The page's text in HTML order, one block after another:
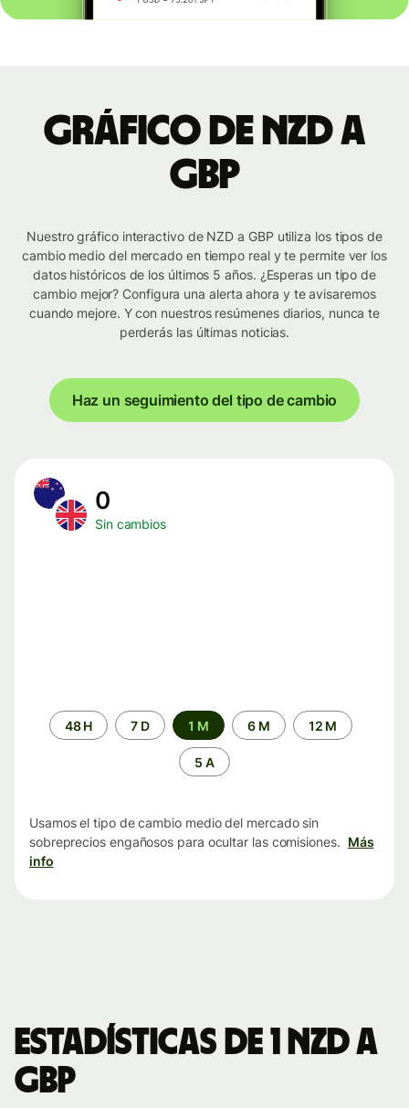
Gráfico de NZD a
GBP
Nuestro gráfico interactivo de NZD a GBP utiliza los tipos de
cambio medio del mercado en tiempo real y te permite ver los
datos históricos de los últimos 5 años. ¿Esperas un tipo de
cambio mejor? Configura una alerta ahora y te avisaremos
cuando mejore. Y con nuestros resúmenes diarios, nunca te
perderás las últimas noticias.
Haz un seguimiento del tipo de cambio
0
Sin cambios
Periodo48 H 7 D 1 M 6 M 12 M
5 A
Usamos el tipo de cambio medio del mercado sin
sobreprecios engañosos para ocultar las comisiones. Más
info
Estadísticas de 1 NZD a
GBP